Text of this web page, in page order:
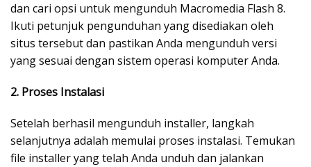
dan cari opsi untuk mengunduh Macromedia Flash 8.
Ikuti petunjuk pengunduhan yang disediakan oleh
situs tersebut dan pastikan Anda mengunduh versi
yang sesuai dengan sistem operasi komputer Anda.
2. Proses Instalasi
Setelah berhasil mengunduh installer, langkah
selanjutnya adalah memulai proses instalasi. Temukan
file installer yang telah Anda unduh dan jalankan